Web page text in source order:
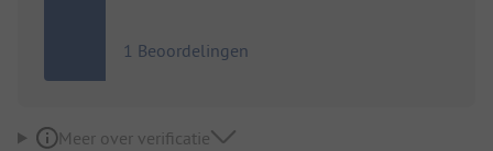
1 Beoordelingen
Meer over verificatie